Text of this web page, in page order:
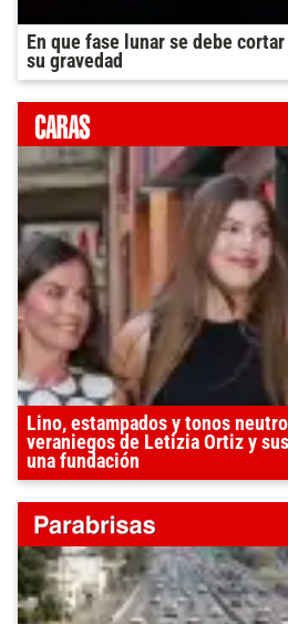
En que fase lunar se debe
su gravedad
Lino, estampados y tonos
veraniegos de Letizia Ortiz y
una fundación